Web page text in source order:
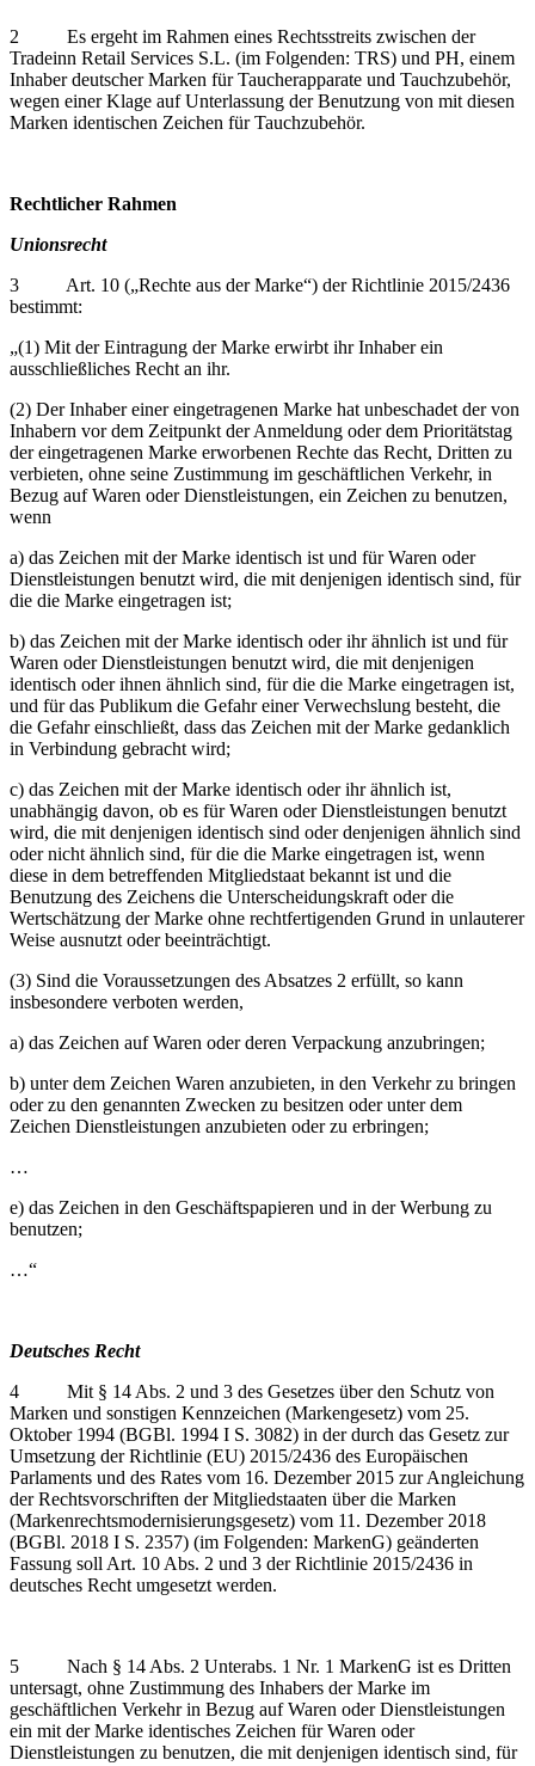
2 Es ergeht im Rahmen eines Rechtsstreits zwischen der
Tradeinn Retail Services S.L. (im Folgenden: TRS) und PH, einem
Inhaber deutscher Marken für Taucherapparate und Tauchzubehör,
wegen einer Klage auf Unterlassung der Benutzung von mit diesen
Marken identischen Zeichen für Tauchzubehör.
Rechtlicher Rahmen
Unionsrecht
3 Art. 10 („Rechte aus der Marke“) der Richtlinie 2015/2436
bestimmt:
„(1) Mit der Eintragung der Marke erwirbt ihr Inhaber ein
ausschließliches Recht an ihr.
(2) Der Inhaber einer eingetragenen Marke hat unbeschadet der von
Inhabern vor dem Zeitpunkt der Anmeldung oder dem Prioritätstag
der eingetragenen Marke erworbenen Rechte das Recht, Dritten zu
verbieten, ohne seine Zustimmung im geschäftlichen Verkehr, in
Bezug auf Waren oder Dienstleistungen, ein Zeichen zu benutzen,
wenn
a) das Zeichen mit der Marke identisch ist und für Waren oder
Dienstleistungen benutzt wird, die mit denjenigen identisch sind, für
die die Marke eingetragen ist;
b) das Zeichen mit der Marke identisch oder ihr ähnlich ist und für
Waren oder Dienstleistungen benutzt wird, die mit denjenigen
identisch oder ihnen ähnlich sind, für die die Marke eingetragen ist,
und für das Publikum die Gefahr einer Verwechslung besteht, die
die Gefahr einschließt, dass das Zeichen mit der Marke gedanklich
in Verbindung gebracht wird;
c) das Zeichen mit der Marke identisch oder ihr ähnlich ist,
unabhängig davon, ob es für Waren oder Dienstleistungen benutzt
wird, die mit denjenigen identisch sind oder denjenigen ähnlich sind
oder nicht ähnlich sind, für die die Marke eingetragen ist, wenn
diese in dem betreffenden Mitgliedstaat bekannt ist und die
Benutzung des Zeichens die Unterscheidungskraft oder die
Wertschätzung der Marke ohne rechtfertigenden Grund in unlauterer
Weise ausnutzt oder beeinträchtigt.
(3) Sind die Voraussetzungen des Absatzes 2 erfüllt, so kann
insbesondere verboten werden,
a) das Zeichen auf Waren oder deren Verpackung anzubringen;
b) unter dem Zeichen Waren anzubieten, in den Verkehr zu bringen
oder zu den genannten Zwecken zu besitzen oder unter dem
Zeichen Dienstleistungen anzubieten oder zu erbringen;
…
e) das Zeichen in den Geschäftspapieren und in der Werbung zu
benutzen;
…“
Deutsches Recht
4 Mit § 14 Abs. 2 und 3 des Gesetzes über den Schutz von
Marken und sonstigen Kennzeichen (Markengesetz) vom 25.
Oktober 1994 (BGBl. 1994 I S. 3082) in der durch das Gesetz zur
Umsetzung der Richtlinie (EU) 2015/2436 des Europäischen
Parlaments und des Rates vom 16. Dezember 2015 zur Angleichung
der Rechtsvorschriften der Mitgliedstaaten über die Marken
(Markenrechtsmodernisierungsgesetz) vom 11. Dezember 2018
(BGBl. 2018 I S. 2357) (im Folgenden: MarkenG) geänderten
Fassung soll Art. 10 Abs. 2 und 3 der Richtlinie 2015/2436 in
deutsches Recht umgesetzt werden.
5 Nach § 14 Abs. 2 Unterabs. 1 Nr. 1 MarkenG ist es Dritten
untersagt, ohne Zustimmung des Inhabers der Marke im
geschäftlichen Verkehr in Bezug auf Waren oder Dienstleistungen
ein mit der Marke identisches Zeichen für Waren oder
Dienstleistungen zu benutzen, die mit denjenigen identisch sind, für